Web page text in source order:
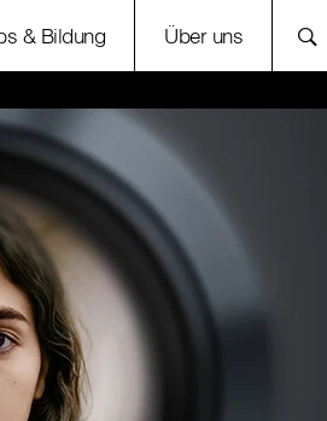
& Bildung Über uns